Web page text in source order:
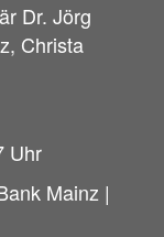
Dr. Jörg
Christa
Uhr
Mainz |